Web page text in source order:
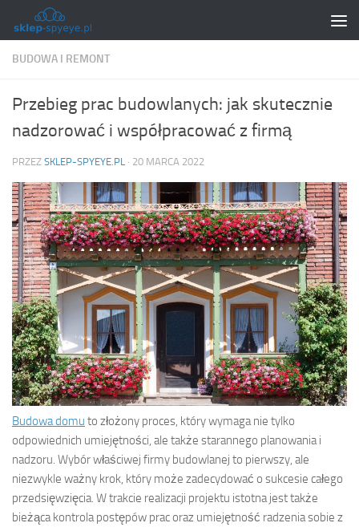
Skip to content
BUDOWA I REMONT
Przebieg prac budowlanych: jak skutecznie
nadzorować i współpracować z firmą
PRZEZ SKLEP-SPYEYE.PL · 20 MARCA 2022
Budowa domu to złożony proces, który wymaga nie tylko
odpowiednich umiejętności, ale także starannego planowania i
nadzoru. Wybór właściwej firmy budowlanej to pierwszy, ale
niezwykle ważny krok, który może zadecydować o sukcesie całego
przedsięwzięcia. W trakcie realizacji projektu istotna jest także
bieżąca kontrola postępów prac oraz umiejętność radzenia sobie z